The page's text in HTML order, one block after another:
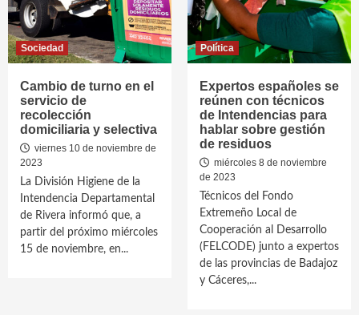
Sociedad
Cambio de turno en el
servicio de
recolección
domiciliaria y selectiva
viernes 10 de noviembre de
2023
La División Higiene de la
Intendencia Departamental
de Rivera informó que, a
partir del próximo miércoles
15 de noviembre, en...
Política
Expertos españoles se
reúnen con técnicos
de Intendencias para
hablar sobre gestión
de residuos
miércoles 8 de noviembre
de 2023
Técnicos del Fondo
Extremeño Local de
Cooperación al Desarrollo
(FELCODE) junto a expertos
de las provincias de Badajoz
y Cáceres,...